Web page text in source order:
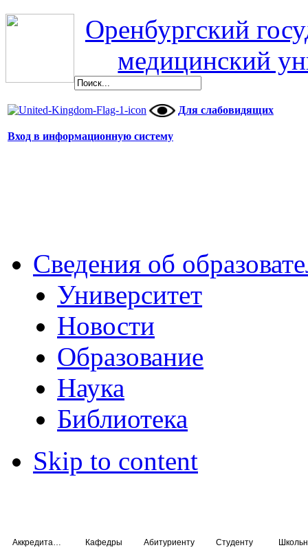
Оренбургский
медицинский
Для слабовидящих
Вход в информационную систему
Сведения об
Университет
Новости
Образование
Наука
Библиотека
Skip to content
Кафедры Абитуриенту Студенту